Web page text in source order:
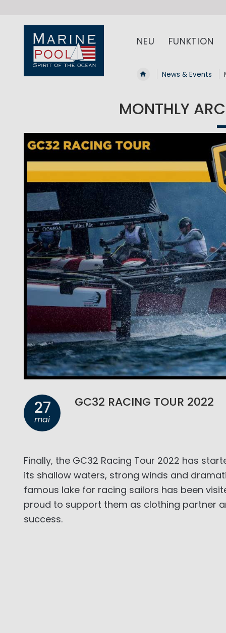
NEU FUNKTION
News & Events
MONTHLY
27
mai
GC32 RACING TOUR 2022
Finally, the GC32 Racing Tour 2022 has
its shallow waters, strong winds and
famous lake for racing sailors has been
proud to support them as clothing partner
success.